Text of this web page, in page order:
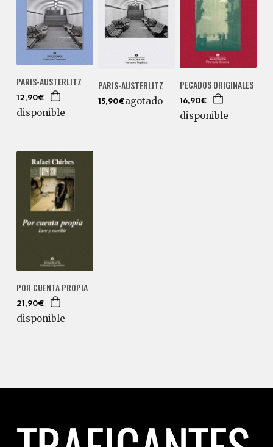
PARIS-AUSTERLITZ
12,90€
disponible
PARIS-AUSTERLITZ
15,90€agotado
PECADOS ORIGINALES
16,90€
disponible
POR CUENTA PROPIA
21,90€
disponible